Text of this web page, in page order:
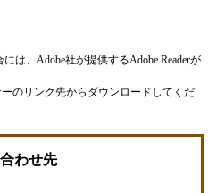
は、Adobe社が提供するAdobe Readerが
ーのリンク先からダウンロードしてくだ
わせ先